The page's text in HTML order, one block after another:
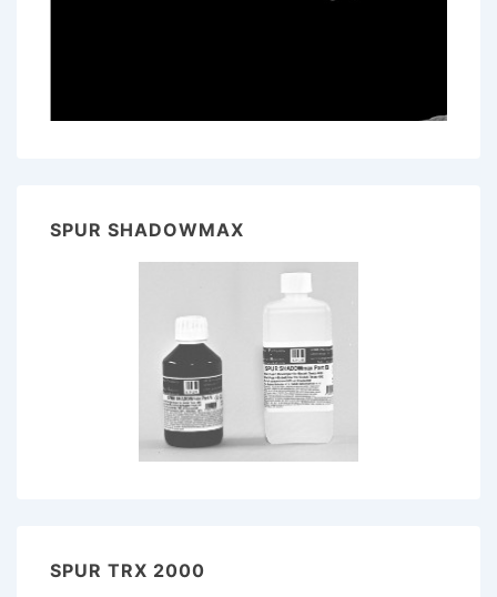
SPUR SHADOWMAX
SPUR TRX 2000